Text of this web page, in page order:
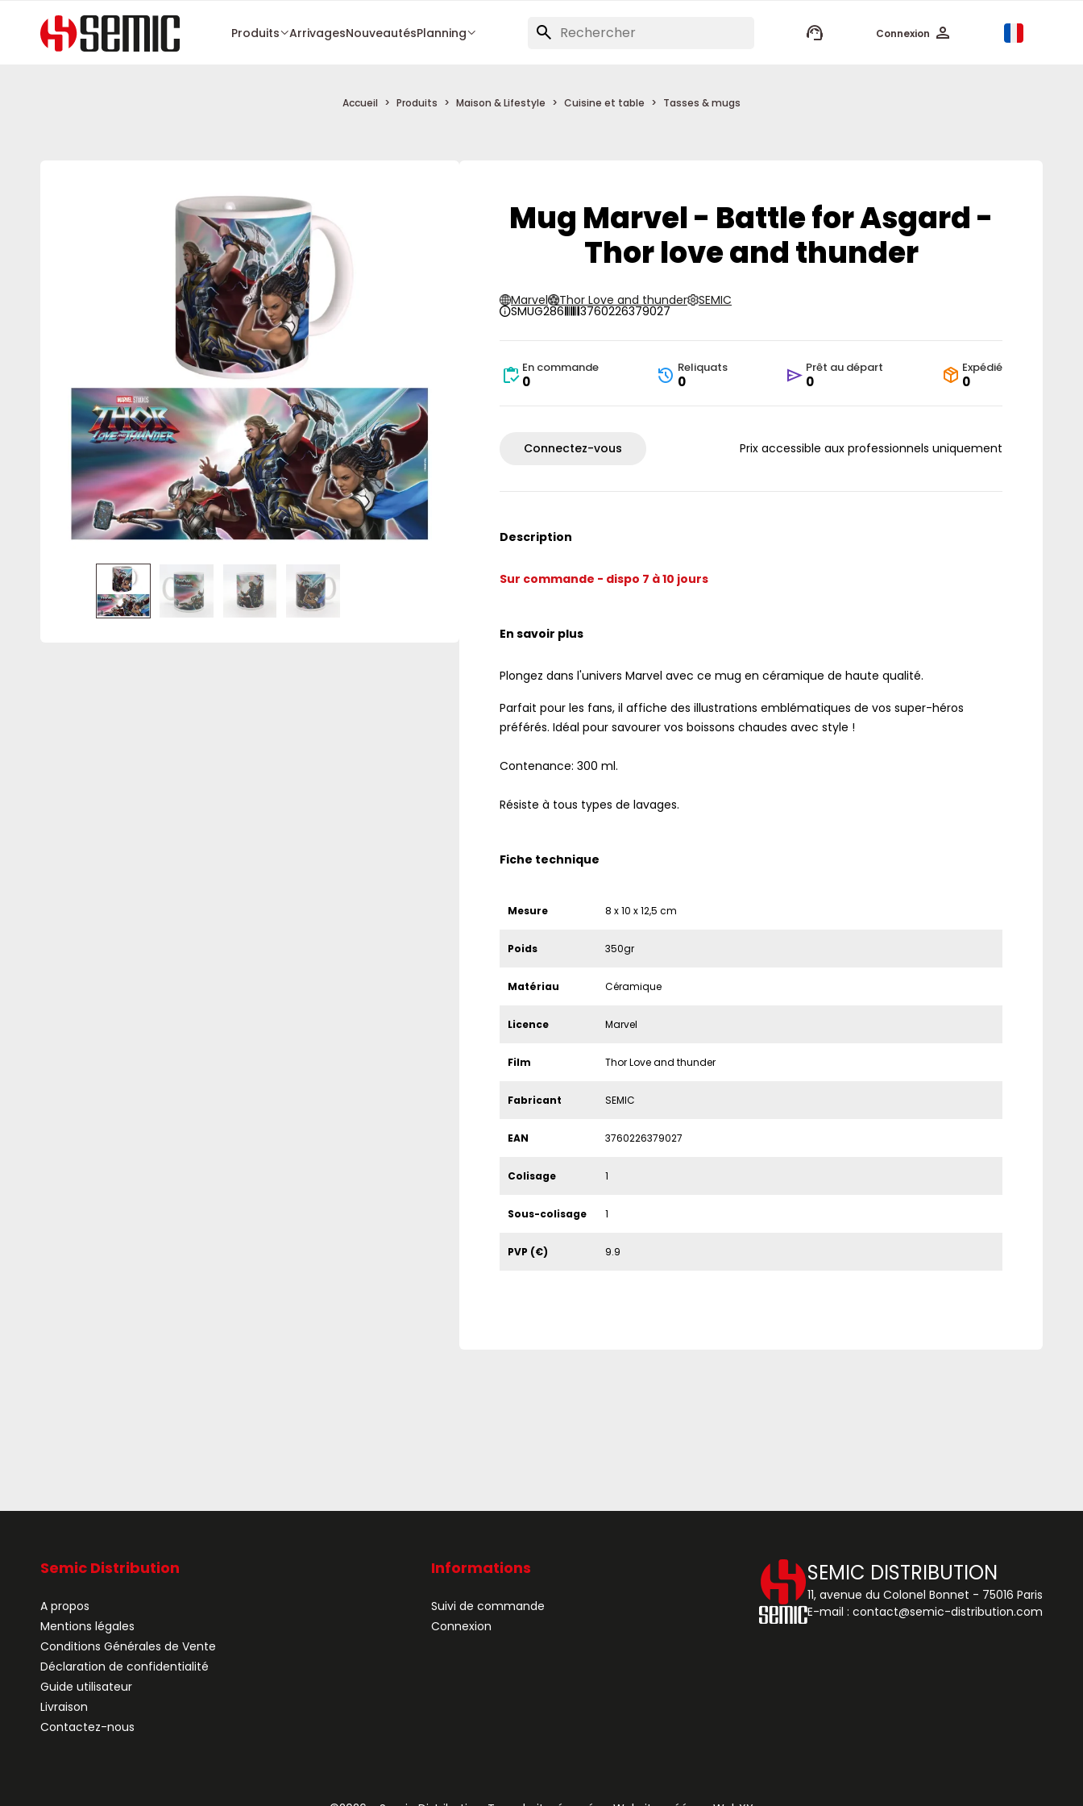
Produits ArrivagesNouveautésPlanning Connexion
Accueil Produits Maison & Lifestyle Cuisine et table Tasses & mugs
Mug Marvel - Battle for Asgard -
Thor love and thunder
Marvel Thor Love and thunder SEMIC
SMUG286 3760226379027
En commande
0
Reliquats
0
Prêt au départ
0
Expédié
0
Connectez-vous Prix accessible aux professionnels uniquement
Description
Sur commande - dispo 7 à 10 jours
En savoir plus
Plongez dans l'univers Marvel avec ce mug en céramique de haute qualité.
Parfait pour les fans, il affiche des illustrations emblématiques de vos super-héros
préférés. Idéal pour savourer vos boissons chaudes avec style !
Contenance: 300 ml.
Résiste à tous types de lavages.
Fiche technique
Mesure 8 x 10 x 12,5 cm
Poids 350gr
Matériau Céramique
Licence Marvel
Film Thor Love and thunder
Fabricant SEMIC
EAN 3760226379027
Colisage 1
Sous-colisage 1
PVP (€) 9.9
Semic Distribution
A propos
Mentions légales
Conditions Générales de Vente
Déclaration de confidentialité
Guide utilisateur
Livraison
Contactez-nous
Informations
Suivi de commande
Connexion
SEMIC DISTRIBUTION
11, avenue du Colonel Bonnet - 75016 Paris
E-mail : contact@semic-distribution.com